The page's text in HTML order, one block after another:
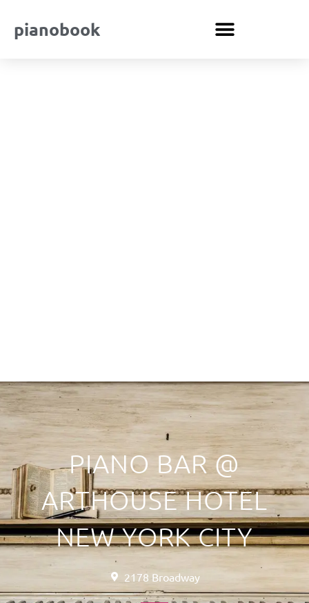
pianobook
PIANO BAR @
ARTHOUSE HOTEL
NEW YORK CITY
2178 Broadway